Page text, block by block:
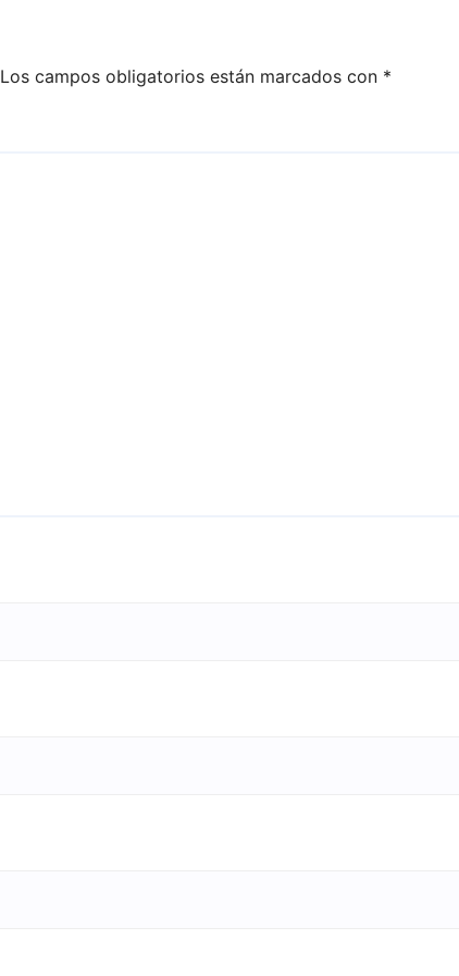
Los campos obligatorios están marcados con *